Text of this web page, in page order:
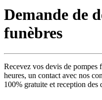
Demande de
funèbres
Recevez vos devis de pompes
heures, un contact avec nos
100% gratuite et reception des